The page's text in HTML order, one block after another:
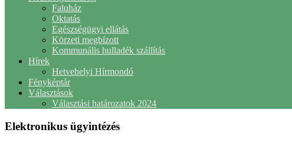
Faluház
Oktatás
Egészségügyi ellátás
Körzeti megbízott
Kommunális hulladék szállítás
Hírek
Hetvehelyi Hírmondó
Fényképtár
Választások
Választási határozatok 2024
Elektronikus ügyintézés